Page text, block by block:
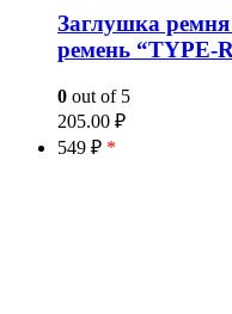
Заглушка ремня
ремень “TYPE-
0 out of 5
205.00 ₽
549 ₽ *